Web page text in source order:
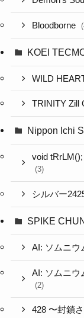
Bloodborne
KOEI
WILD
TRINITY Zill
Nippon Ichi
void
(3)
シルバー
SPIKE
AI: ソムニウ
AI: ソムニウ
(2)
428 〜封鎖